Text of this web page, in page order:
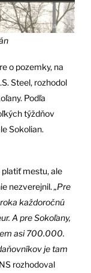
o pozemky, na
Steel, rozhodol
Podľa
týždňov
Sokolian.
mestu, ale
nezverejnil. „Pre
každoročnú
A pre Sokoľany,
asi 700.000.
je tam
rozhodoval